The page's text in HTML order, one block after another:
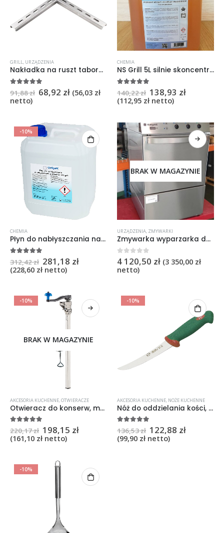
GRILL, URZĄDZENIA
Nakładka na ruszt taboretu gazowego TOP LINE
91,88zł 68,92 zł (56,03 zł
netto)
CHEMIA
NS Grill 5L silnie skoncentrowany preparat myjący
140,22zł 138,93 zł
(112,95 zł netto)
-10%
CHEMIA
Płyn do nabłyszczania naczyń i szkła, V 10 l
312,42zł 281,18 zł
(228,60 zł netto)
BRAK W MAGAZYNIE
URZĄDZENIA, ZMYWARKI
Zmywarka wyparzarka do szkła Stalgast AQUA A3 model 801401 2,73kW 230V Produkcja 09.04.2025
0 na 5
4 120,50 zł (3 350,00 zł
netto)
-10%
BRAK W MAGAZYNIE
AKCESORIA KUCHENNE OTWIERACZE
Otwieracz do konserw, mocowany do blatu, L 400 mm
220,17zł 198,15 zł
(161,10 zł netto)
-10%
AKCESORIA KUCHENNE NOŻE KUCHENNE
Nóż do oddzielania kości, zagięty, Sanelli, L 160 mm
136,53zł 122,88 zł
(99,90 zł netto)
-10%